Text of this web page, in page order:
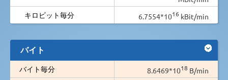
キロビット毎分
6.7554*1016 kBit/min
バイト
バイト毎分 8.6469*1018 B/min